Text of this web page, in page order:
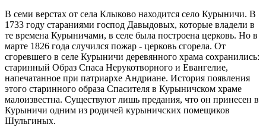
В семи верстах от села Клыково находится село Курыничи. В
1733 году стараниями господ Давыдовых, которые владели в
те времена Курыничами, в селе была построена церковь. Но в
марте 1826 года случился пожар - церковь сгорела. От
сгоревшего в селе Курыничи деревянного храма сохранились:
старинный Образ Спаса Нерукотворного и Евангелие,
напечатанное при патриархе Андриане. История появления
этого старинного образа Спасителя в Курыничском храме
малоизвестна. Существуют лишь предания, что он принесен в
Курыничи одним из родичей курыничских помещиков
Шульгиных.